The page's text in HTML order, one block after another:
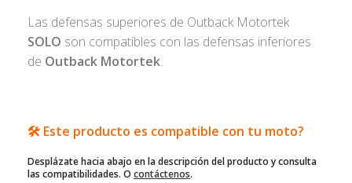
Las defensas superiores de Outback Motortek
SOLO son compatibles con las defensas inferiores
de Outback Motortek.
🛠️ Este producto es compatible con tu moto?
Desplázate hacia abajo en la descripción del producto y consulta
las compatibilidades. O contáctenos.